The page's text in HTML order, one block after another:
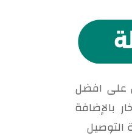
على افضل
بالإضافة
التوصيل